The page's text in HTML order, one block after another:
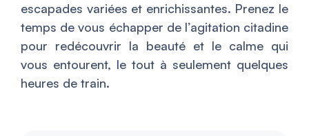
escapades variées et enrichissantes. Prenez le
temps de vous échapper de l’agitation citadine
pour redécouvrir la beauté et le calme qui
vous entourent, le tout à seulement quelques
heures de train.